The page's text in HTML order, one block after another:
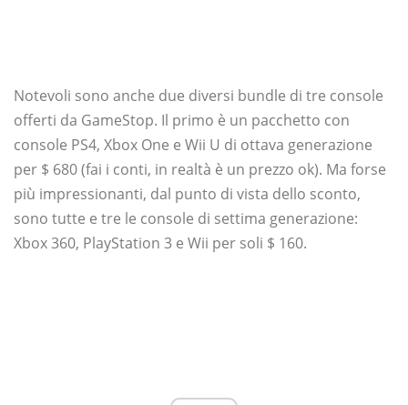
Notevoli sono anche due diversi bundle di tre console
offerti da GameStop. Il primo è un pacchetto con
console PS4, Xbox One e Wii U di ottava generazione
per $ 680 (fai i conti, in realtà è un prezzo ok). Ma forse
più impressionanti, dal punto di vista dello sconto,
sono tutte e tre le console di settima generazione:
Xbox 360, PlayStation 3 e Wii per soli $ 160.